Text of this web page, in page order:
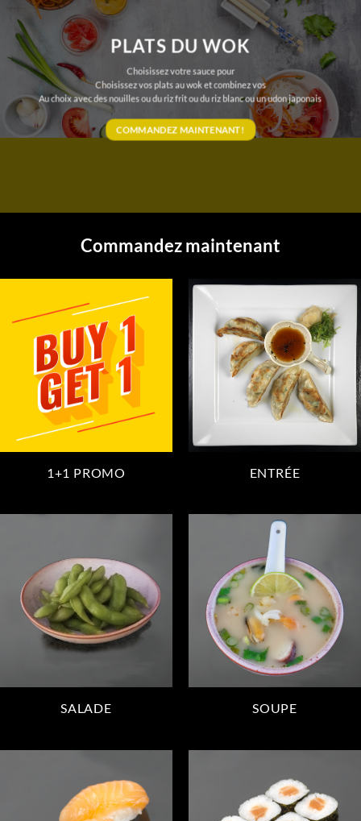
PLATS DU WOK
Choisissez votre sauce pour
Choisissez vos plats au wok et combinez vos
Au choix avec des nouilles ou du riz frit ou du riz blanc ou un udon japonais
COMMANDEZ MAINTENANT!
Commandez maintenant
1+1 PROMO ENTRÉE
SALADE SOUPE